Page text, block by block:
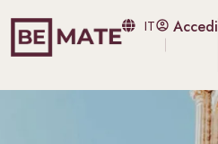
IT
Accedi
Blog